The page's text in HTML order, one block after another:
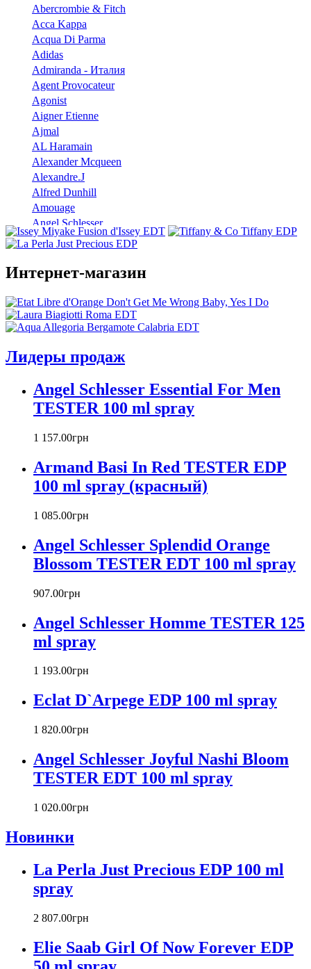
Abercrombie & Fitch
Acca Kappa
Acqua Di Parma
Adidas
Admiranda - Италия
Agent Provocateur
Agonist
Aigner Etienne
Ajmal
AL Haramain
Alexander Mcqueen
Alexandre.J
Alfred Dunhill
Amouage
Angel Schlesser
Anna Sui
Annick Goutal
Antonio Banderas
Aramis
Armaf
Armand Basi
Azzaro
Baldinini
Banana Republic
Betty Barclay
Bill Blass
Biotherm
Blumarine
Bond № 9
Boucheron
Bourjois
Britney Spears
Bruno Banani
Bvlgari
Byblos
Byredo
Cacharel
Canali
Carla Fracci
Carlos Moya
Caron
Cartier
Chanel
Charriol
Chloe
Christian Audigier
Christian Dior
Christian Lacroix
Cindy Crawford
Clinique
Clive Christian
Интернет-магазин
Лидеры продаж
Angel Schlesser Essential For Men
TESTER 100 ml spray
1 157.00грн
Armand Basi In Red TESTER EDP
100 ml spray (красный)
1 085.00грн
Angel Schlesser Splendid Orange
Blossom TESTER EDT 100 ml spray
907.00грн
Angel Schlesser Homme TESTER 125
ml spray
1 193.00грн
Eclat D`Arpege EDP 100 ml spray
1 820.00грн
Angel Schlesser Joyful Nashi Bloom
TESTER EDT 100 ml spray
1 020.00грн
Новинки
La Perla Just Precious EDP 100 ml
spray
2 807.00грн
Elie Saab Girl Of Now Forever EDP